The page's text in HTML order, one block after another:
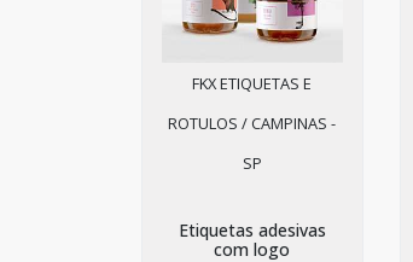
FKX ETIQUETAS E
ROTULOS / CAMPINAS -
SP
Etiquetas adesivas
com logo